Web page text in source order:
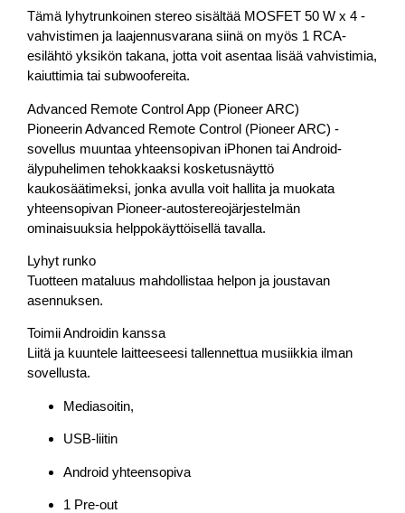
Tämä lyhytrunkoinen stereo sisältää MOSFET 50 W x 4 -
vahvistimen ja laajennusvarana siinä on myös 1 RCA-
esilähtö yksikön takana, jotta voit asentaa lisää vahvistimia,
kaiuttimia tai subwoofereita.
Advanced Remote Control App (Pioneer ARC)
Pioneerin Advanced Remote Control (Pioneer ARC) -
sovellus muuntaa yhteensopivan iPhonen tai Android-
älypuhelimen tehokkaaksi kosketusnäyttö
kaukosäätimeksi, jonka avulla voit hallita ja muokata
yhteensopivan Pioneer-autostereojärjestelmän
ominaisuuksia helppokäyttöisellä tavalla.
Lyhyt runko
Tuotteen mataluus mahdollistaa helpon ja joustavan
asennuksen.
Toimii Androidin kanssa
Liitä ja kuuntele laitteeseesi tallennettua musiikkia ilman
sovellusta.
Mediasoitin,
USB-liitin
Android yhteensopiva
1 Pre-out